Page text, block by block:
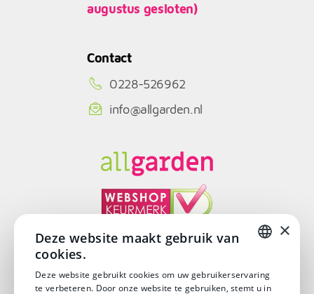
augustus gesloten)
Contact
0228-526962
info@allgarden.nl
DUTCH
×
Deze website maakt gebruik van
cookies.
Deze website gebruikt cookies om uw gebruikerservaring
te verbeteren. Door onze website te gebruiken, stemt u in